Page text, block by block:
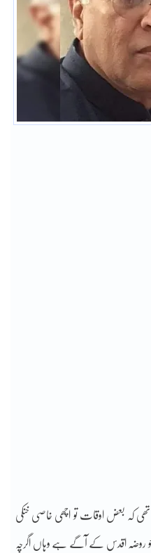
کہ بعض اوقات تو اچھی خاصی خنکی
روضہ اقدس کے آگے ہے وہاں اگرچہ